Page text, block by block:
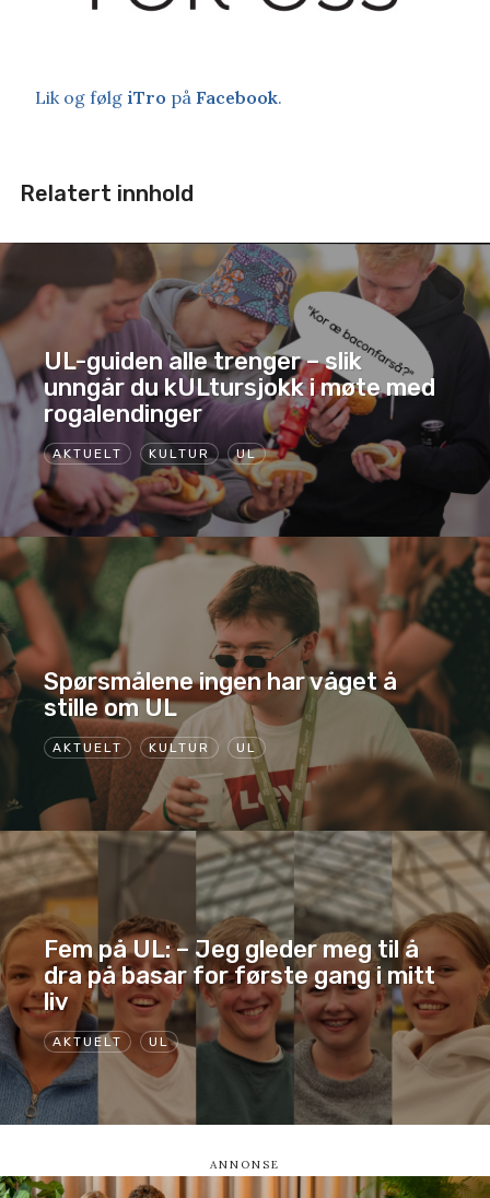
Lik og følg iTro på Facebook.
Relatert innhold
AKTUELT KULTUR UL
UL-guiden alle trenger – slik
unngår du kULtursjokk i møte med
rogalendinger
AKTUELT KULTUR UL
Spørsmålene ingen har våget å
stille om UL
AKTUELT UL
Fem på UL: – Jeg gleder meg til å
dra på basar for første gang i mitt
liv